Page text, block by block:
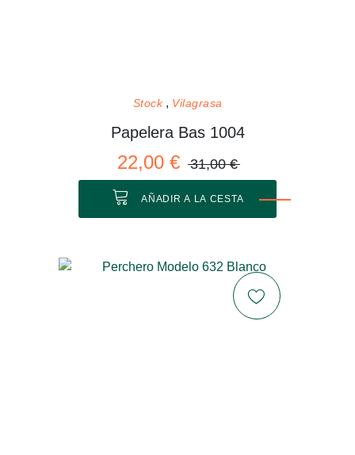
Stock Vilagrasa
Papelera Bas 1004
22,00 € 31,00 €
AÑADIR A LA CESTA